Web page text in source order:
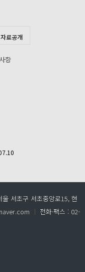
자료공개
항
울 서초구 서초중앙로15, 현
ㅣ 전화·팩스 : 02-